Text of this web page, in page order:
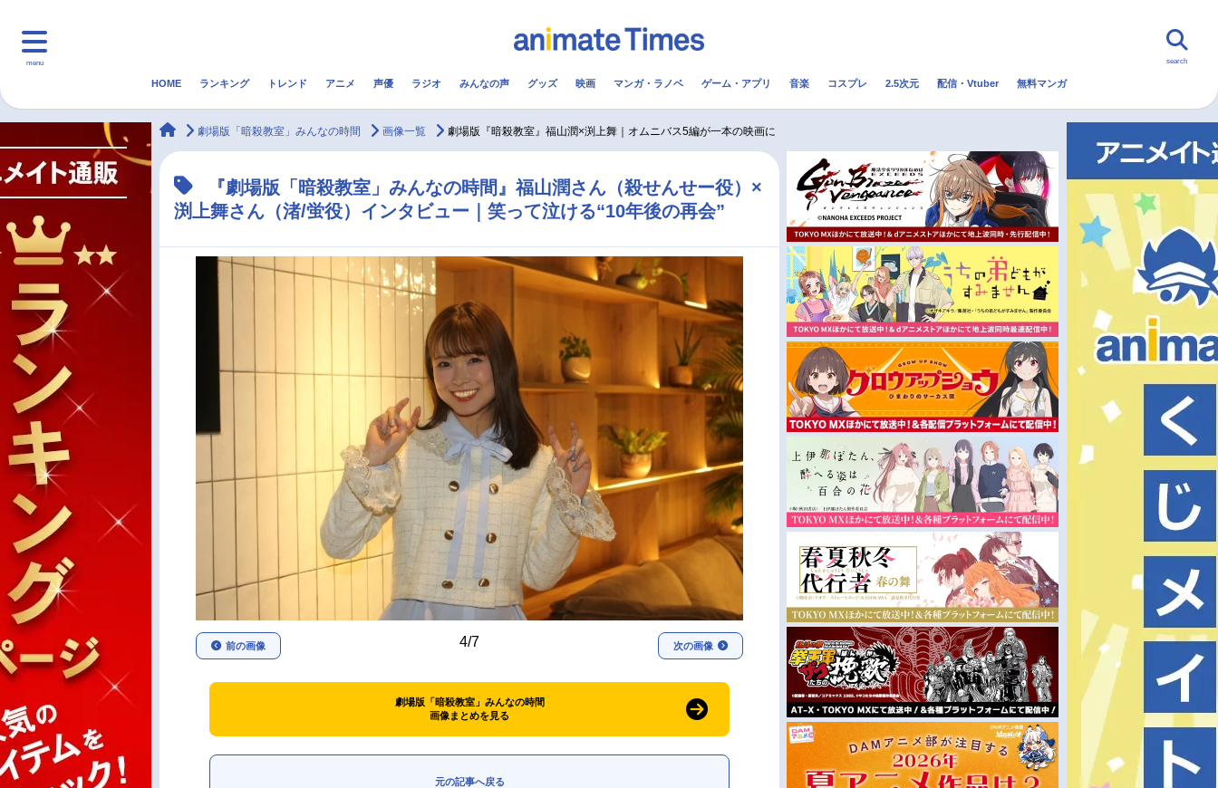
menu
マンガ・ラノベ ゲーム・アプリ 音楽 コスプレ 2.5次元 配信・Vtuber トレンド 無料マンガ
アニメ記事一覧
声優記事一覧
実写化映画一覧
男性声優/女性声優一覧
今期アニメ曜日別一覧
春アニメ
夏アニメ
秋アニメ
冬アニメ
FOLLOW US
search
HOME ランキング トレンド アニメ 声優 ラジオ みんなの声 グッズ 映画 マンガ・ラノベ ゲーム・アプリ 音楽 コスプレ 2.5次元 配信・Vtuber 無料マンガ
animateTimes
劇場版「暗殺教室」みんなの時間 画像一覧 劇場版『暗殺教室』福山潤×渕上舞｜オムニバス5編が一本の映画に
『劇場版「暗殺教室」みんなの時間』福山潤さん（殺せんせー役）×
渕上舞さん（渚/蛍役）インタビュー｜笑って泣ける“10年後の再会”
4/7
前の画像 次の画像
劇場版「暗殺教室」みんなの時間
画像まとめを見る
元の記事へ戻る